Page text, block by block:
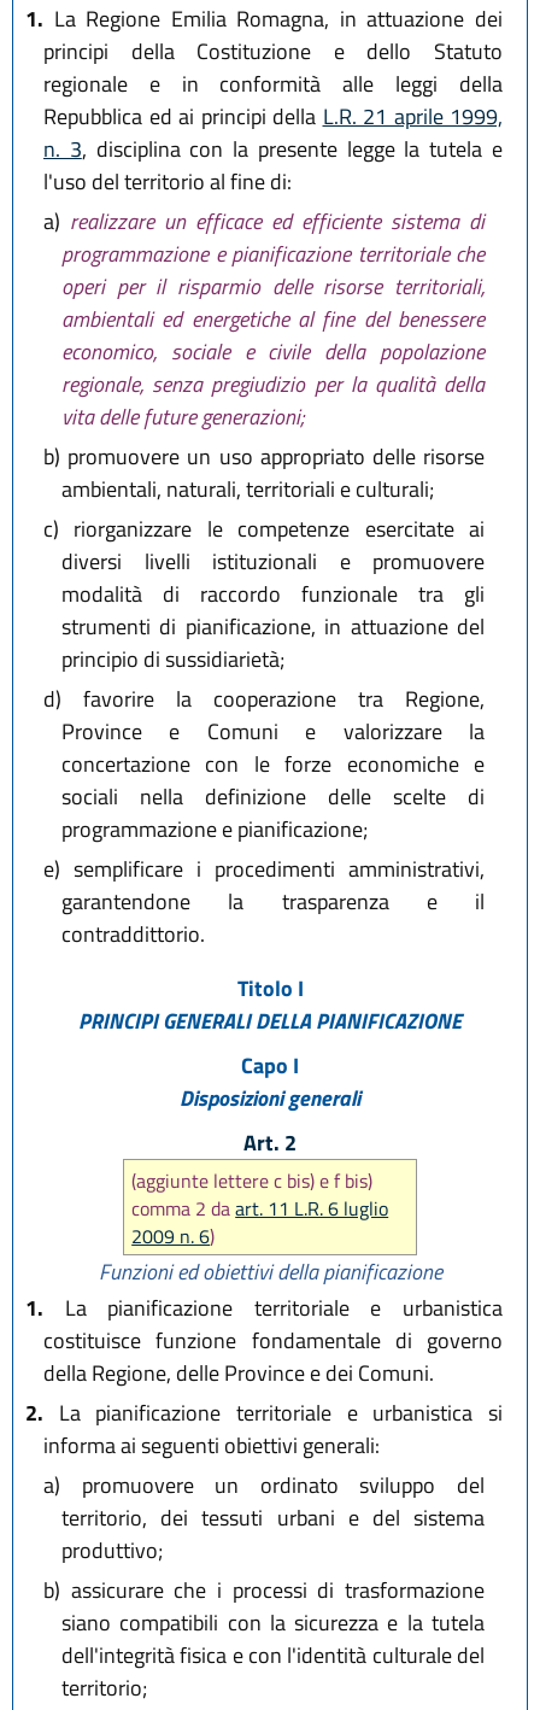
1. La Regione Emilia Romagna, in attuazione dei
principi della Costituzione e dello Statuto
regionale e in conformità alle leggi della
Repubblica ed ai principi della L.R. 21 aprile 1999,
n. 3, disciplina con la presente legge la tutela e
l'uso del territorio al fine di:
a) realizzare un efficace ed efficiente sistema di
programmazione e pianificazione territoriale che
operi per il risparmio delle risorse territoriali,
ambientali ed energetiche al fine del benessere
economico, sociale e civile della popolazione
regionale, senza pregiudizio per la qualità della
vita delle future generazioni;
b) promuovere un uso appropriato delle risorse
ambientali, naturali, territoriali e culturali;
c) riorganizzare le competenze esercitate ai
diversi livelli istituzionali e promuovere
modalità di raccordo funzionale tra gli
strumenti di pianificazione, in attuazione del
principio di sussidiarietà;
d) favorire la cooperazione tra Regione,
Province e Comuni e valorizzare la
concertazione con le forze economiche e
sociali nella definizione delle scelte di
programmazione e pianificazione;
e) semplificare i procedimenti amministrativi,
garantendone la trasparenza e il
contraddittorio.
Titolo I
PRINCIPI GENERALI DELLA PIANIFICAZIONE
Capo I
Disposizioni generali
Art. 2
(aggiunte lettere c bis) e f bis)
comma 2 daart. 11 L.R. 6 luglio
2009 n. 6)
Funzioni ed obiettivi della pianificazione
1. La pianificazione territoriale e urbanistica
costituisce funzione fondamentale di governo
della Regione, delle Province e dei Comuni.
2. La pianificazione territoriale e urbanistica si
informa ai seguenti obiettivi generali:
a) promuovere un ordinato sviluppo del
territorio, dei tessuti urbani e del sistema
produttivo;
b) assicurare che i processi di trasformazione
siano compatibili con la sicurezza e la tutela
dell'integrità fisica e con l'identità culturale del
territorio;